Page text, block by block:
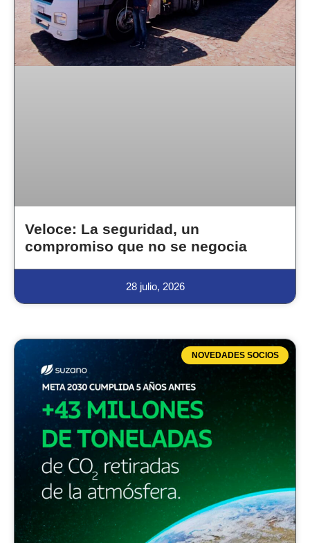
Veloce: La seguridad, un
compromiso que no se negocia
28 julio, 2026
NOVEDADES SOCIOS